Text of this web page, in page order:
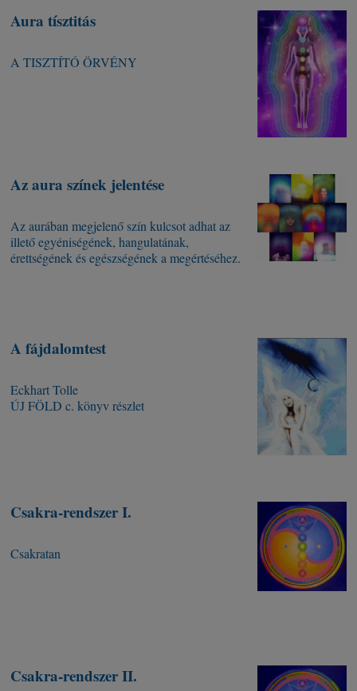
Aura tísztitás
A TISZTÍTÓ ÖRVÉNY
Az aura színek jelentése
Az aurában megjelenő szín kulcsot adhat az
illető egyéniségének, hangulatának,
érettségének és egészségének a megértéséhez.
A fájdalomtest
Eckhart Tolle
ÚJ FÖLD c. könyv részlet
Csakra-rendszer I.
Csakratan
Csakra-rendszer II.